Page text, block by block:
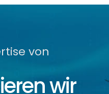
von
wir